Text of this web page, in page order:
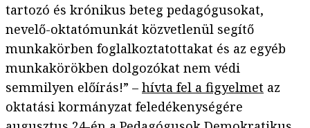
tartozó és krónikus beteg pedagógusokat,
nevelő-oktatómunkát közvetlenül segítő
munkakörben foglalkoztatottakat és az egyéb
munkakörökben dolgozókat nem védi
semmilyen előírás!” – hívta fel a figyelmet az
oktatási kormányzat feledékenységére